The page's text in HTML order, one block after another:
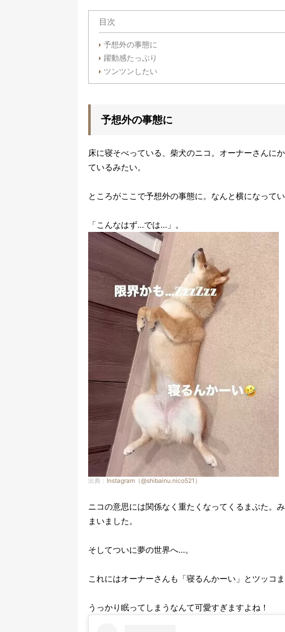
目次
予想外の事態に
躍動感たっぷり
ツンツンしたい
予想外の事態に
床に寝そべっている、柴犬のニコ。オーナーさんに
ているみたい。
ところがここで予想外の事態に。なんと横になって
「こんなはず…では…」。
出典： Instagram（@shibainu.nico521）
ニコの意思には関係なく重たくなってくるまぶた。
まいました。
そしてついに夢の世界へ…。
これにはオーナーさんも「寝るんかーい」とツッコ
うっかり眠ってしまうなんて可愛すぎますよね！